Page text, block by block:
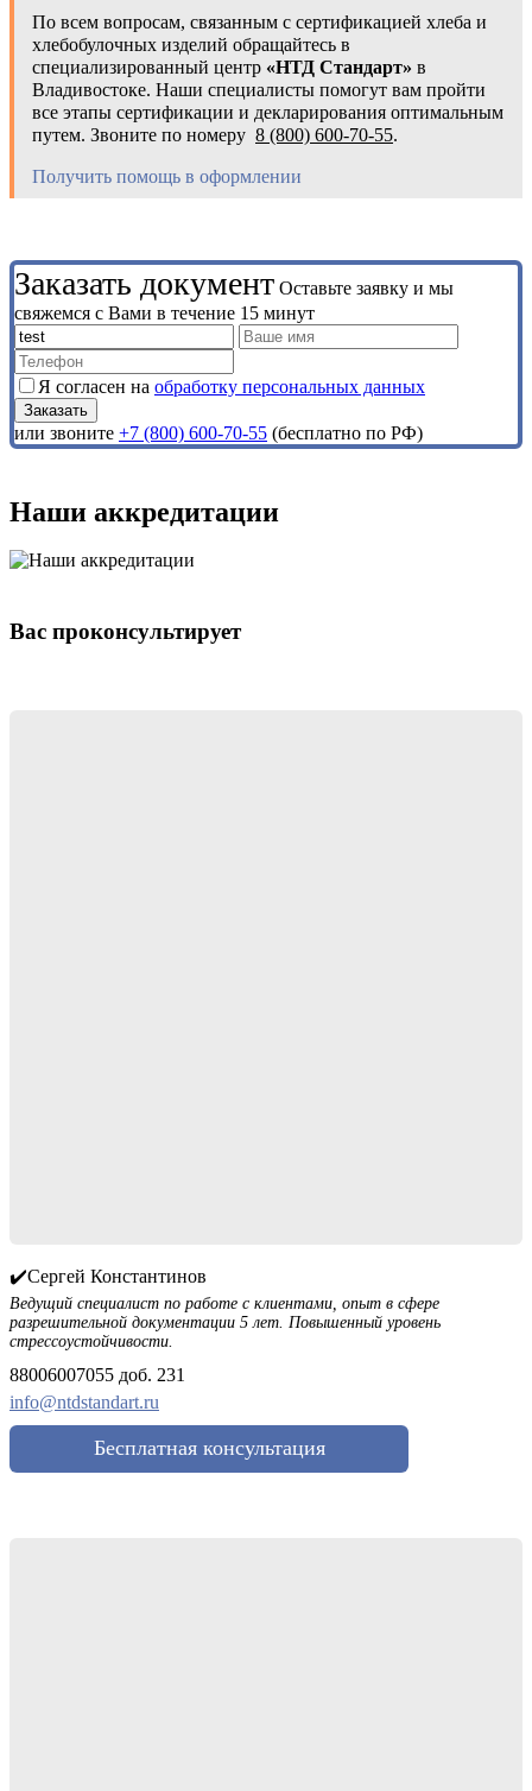
По всем вопросам, связанным с сертификацией хлеба и
хлебобулочных изделий обращайтесь в
специализированный центр «НТД Стандарт» в
Владивостоке. Наши специалисты помогут вам пройти
все этапы сертификации и декларирования оптимальным
путем. Звоните по номеру 8 (800) 600-70-55.
Получить помощь в оформлении
Заказать документ Оставьте заявку и мы
свяжемся с Вами в течение 15 минут
Я согласен на обработку персональных данных
или звоните +7 (800) 600-70-55 (бесплатно по РФ)
Наши аккредитации
Вас проконсультирует
✔️Сергей Константинов
Ведущий специалист по работе с клиентами, опыт в сфере
разрешительной документации 5 лет. Повышенный уровень
стрессоустойчивости.
88006007055 доб. 231
info@ntdstandart.ru
Бесплатная консультация